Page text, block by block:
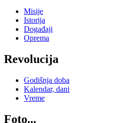
Misije
Istorija
Događaji
Oprema
Revolucija
Godišnja doba
Kalendar, dani
Vreme
Foto...